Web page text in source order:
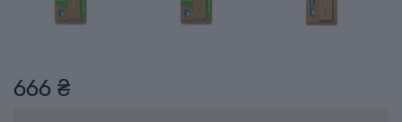
666 ₴